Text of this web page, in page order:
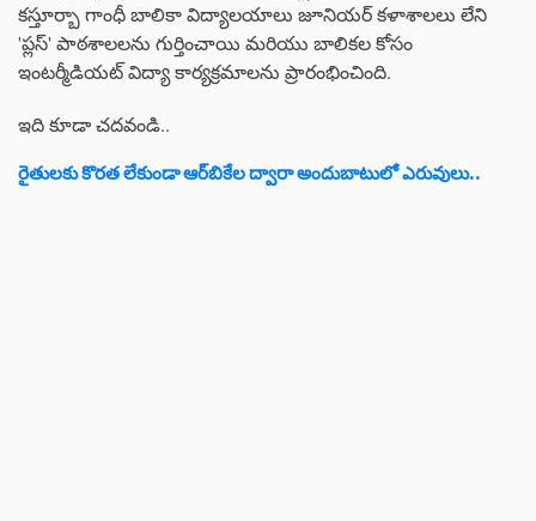
కస్తూర్బా గాంధీ బాలికా విద్యాలయాలు జూనియర్ కళాశాలలు లేని
'ప్లస్' పాఠశాలలను గుర్తించాయి మరియు బాలికల కోసం
ఇంటర్మీడియట్ విద్యా కార్యక్రమాలను ప్రారంభించింది.
ఇది కూడా చదవండి..
రైతులకు కొరత లేకుండా ఆర్‌బికేల ద్వారా అందుబాటులో ఎరువులు..